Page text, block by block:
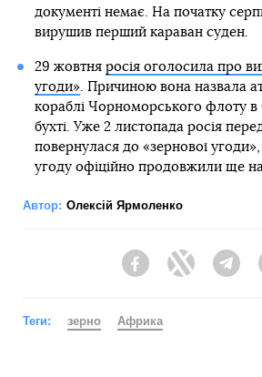
документі немає. На початку
вирушив перший караван суден.
29 жовтня росія оголосила про
угоди». Причиною вона назвала
кораблі Чорноморського флоту в
бухті. Уже 2 листопада росія
повернулася до «зернової угоди»,
угоду офіційно продовжили ще на
Автор: Олексій Ярмоленко
FacebookTwitter
Теги: зерно Африка